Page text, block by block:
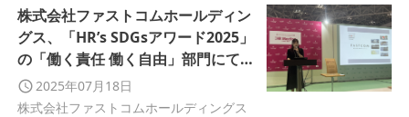
株式会社ファストコムホールディン
グス、「HR’s SDGsアワード2025」
の「働く責任 働く自由」部門にて優
秀賞を受賞しました
2025年07月18日
株式会社ファストコムホールディングス